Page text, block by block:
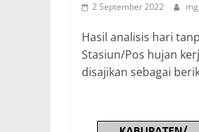
2 September 2022
Hasil analisis hari
Stasiun/Pos hujan
disajikan sebagai